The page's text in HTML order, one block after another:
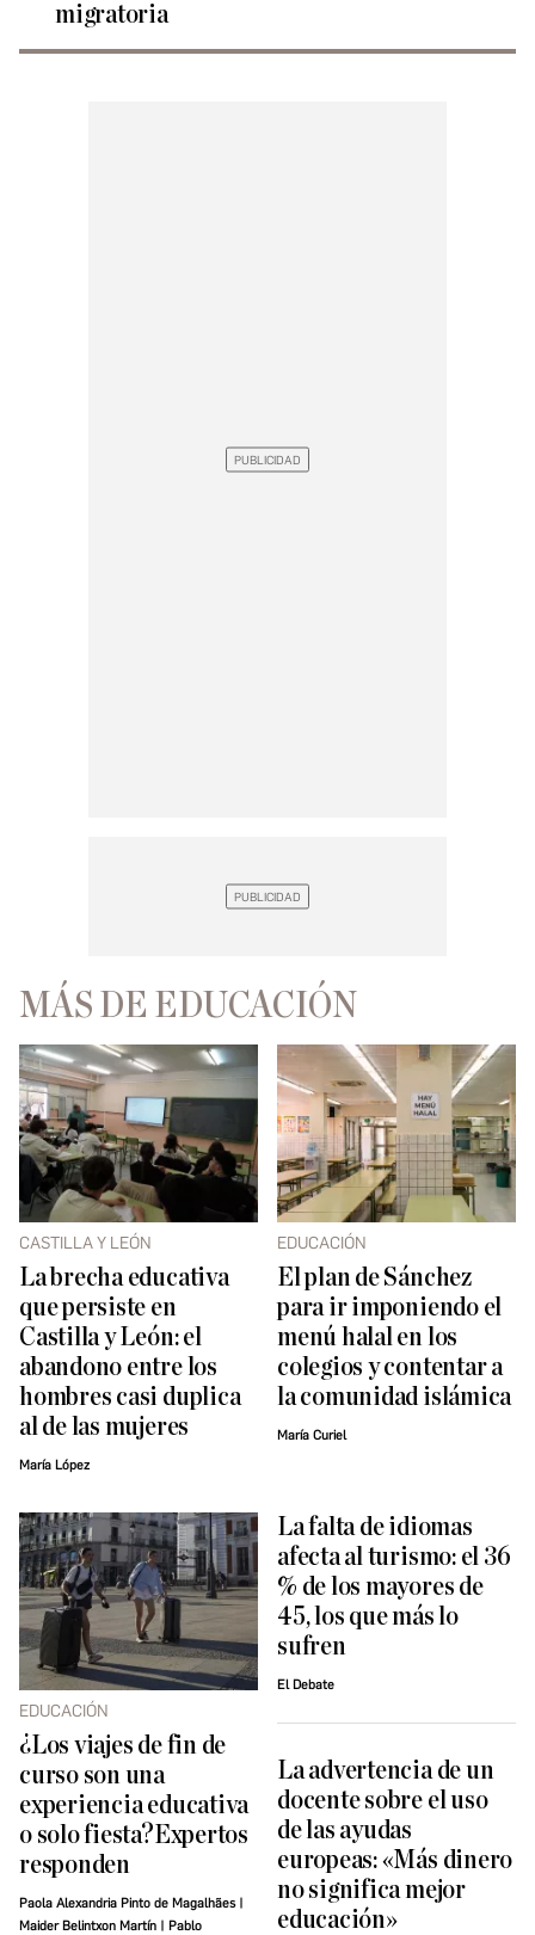
migratoria
MÁS DE EDUCACIÓN
CASTILLA Y LEÓN
La brecha educativa
que persiste en
Castilla y León: el
abandono entre los
hombres casi duplica
al de las mujeres
María López
EDUCACIÓN
El plan de Sánchez
para ir imponiendo el
menú halal en los
colegios y contentar a
la comunidad islámica
María Curiel
EDUCACIÓN
¿Los viajes de fin de
curso son una
experiencia educativa
o solo fiesta?Expertos
responden
Paola Alexandria Pinto de Magalhães |
Maider Belintxon Martín | Pablo
La falta de idiomas
afecta al turismo: el 36
% de los mayores de
45, los que más lo
sufren
El Debate
La advertencia de un
docente sobre el uso
de las ayudas
europeas: «Más dinero
no significa mejor
educación»